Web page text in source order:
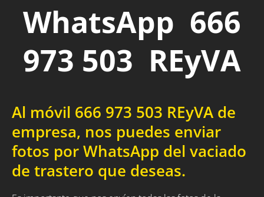
WhatsApp 666
973 503 REyVA
Al móvil 666 973 503 REyVA de
empresa, nos puedes enviar
fotos por WhatsApp del vaciado
de trastero que deseas.